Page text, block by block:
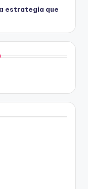
estrategia que